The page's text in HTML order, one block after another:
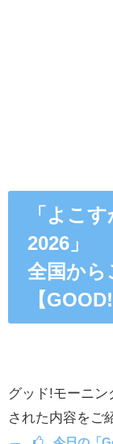
「よこ
2026」
全国から
【
グッド!モーニ
された内容をご